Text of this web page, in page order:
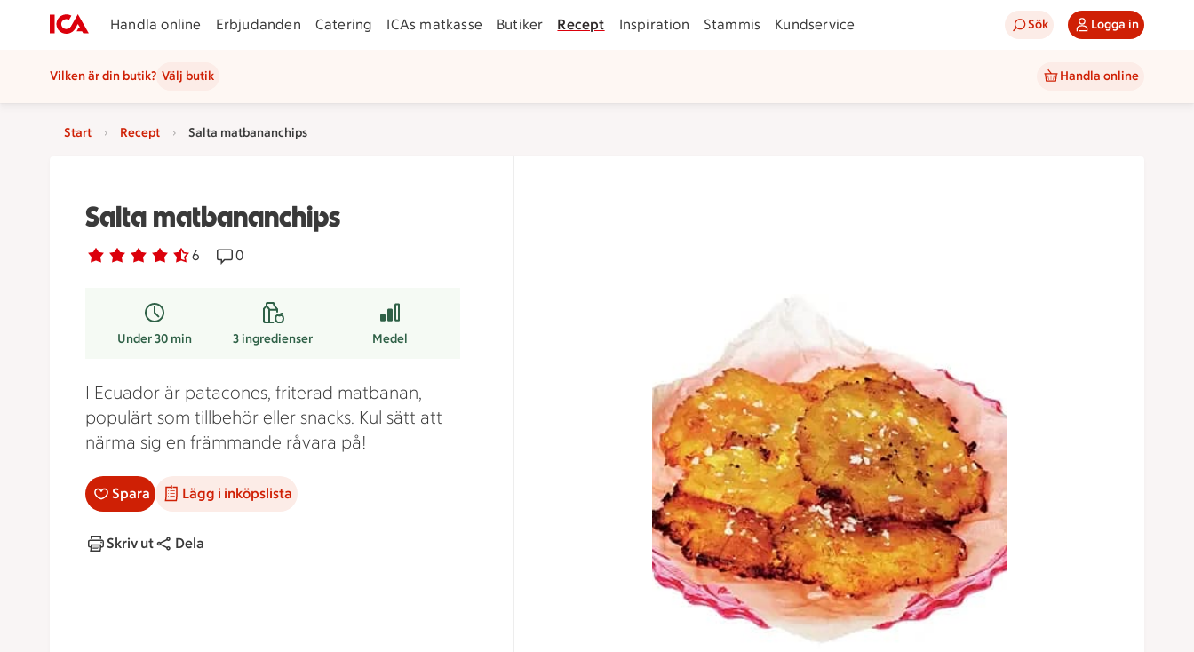
Handla online Erbjudanden Catering ICAs matkasse Butiker Recept Inspiration Stammis Kundservice Sök Logga in
Vilken är din butik? Välj butik Handla online
Start Recept Salta matbananchips
Salta matbananchips
Betyg 4.5 av 5. 6
6 personer har röstatReceptet har 0 kommentarer
0
Under 30 min 3ingredienser Medel
I Ecuador är patacones, friterad matbanan,
populärt som tillbehör eller snacks. Kul sätt att
närma sig en främmande råvara på!
Spara Lägg i inköpslista
Skriv ut Dela